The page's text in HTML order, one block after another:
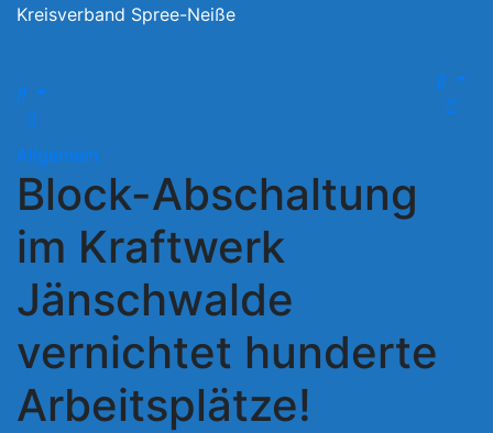
Kreisverband Spree-Neiße
Allgemein
Block-Abschaltung
im Kraftwerk
Jänschwalde
vernichtet hunderte
Arbeitsplätze!